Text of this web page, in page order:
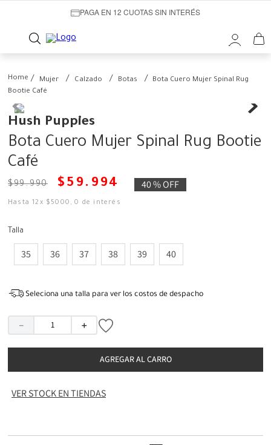
PAGA EN 12 CUOTAS SIN INTERÉS
Mujer Calzado Botas
Bota Cuero Mujer Spinal Rug
Bootie Café
Hush Puppies
Bota Cuero Mujer Spinal Rug Bootie
Café
$99.990 $ 59 . 994 40 %OFF
Hasta12 x $ 5000 ,0 de interés
Talla
35 36 37 38 39 40
Seleciona una talla para ver los costos de despacho
＋
－
AGREGAR AL CARRO
VER STOCK EN TIENDAS